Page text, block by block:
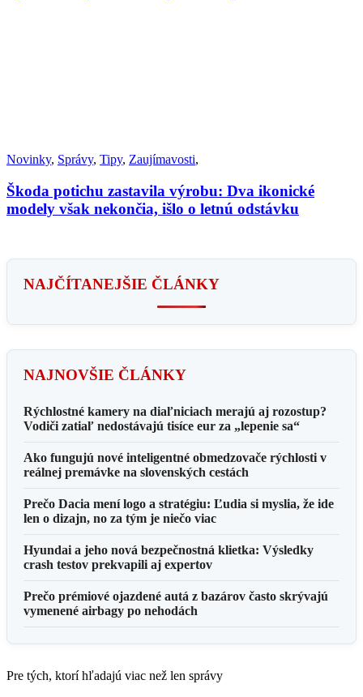
Novinky, Správy, Tipy, Zaujímavosti,
Škoda potichu zastavila výrobu: Dva ikonické
modely však nekončia, išlo o letnú odstávku
NAJČÍTANEJŠIE ČLÁNKY
NAJNOVŠIE ČLÁNKY
Rýchlostné kamery na diaľniciach merajú aj rozostup?
Vodiči zatiaľ nedostávajú tisíce eur za „lepenie sa“
Ako fungujú nové inteligentné obmedzovače rýchlosti v
reálnej premávke na slovenských cestách
Prečo Dacia mení logo a stratégiu: Ľudia si myslia, že ide
len o dizajn, no za tým je niečo viac
Hyundai a jeho nová bezpečnostná klietka: Výsledky
crash testov prekvapili aj expertov
Prečo prémiové ojazdené autá z bazárov často skrývajú
vymenené airbagy po nehodách
Pre tých, ktorí hľadajú viac než len správy